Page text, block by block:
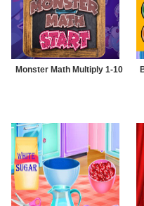
Monster Math Multiply 1-10